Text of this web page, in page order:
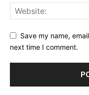
Save my name,
next time I comment.